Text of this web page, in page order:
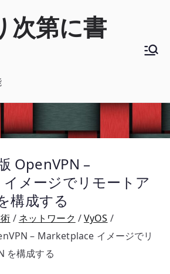
次第に書
OpenVPN –
メージでリモートア
構成する
ネットワーク
VyOS
– Marketplace イメージでリ
を構成する